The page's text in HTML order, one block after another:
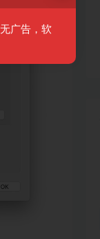
广告，软